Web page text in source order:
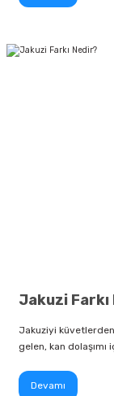
Jakuzi Farkı
Jakuziyi küvetlerden
gelen, kan dolaşımı
Devamı